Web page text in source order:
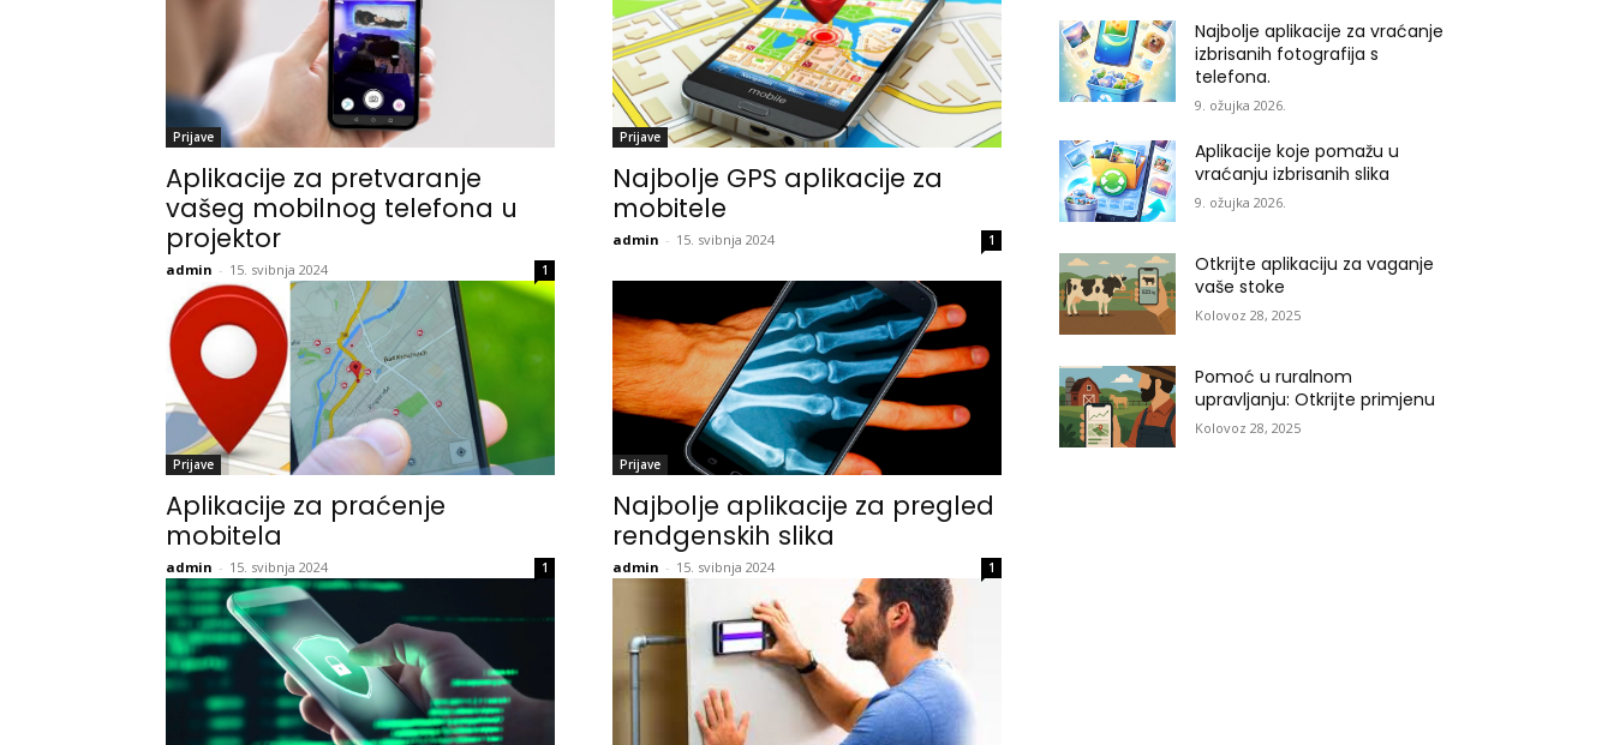
Prijave
Aplikacije za pretvaranje
vašeg mobilnog telefona u
projektor
admin - 15. svibnja 2024 1
Prijave
Najbolje GPS aplikacije za
mobitele
admin - 15. svibnja 2024 1
Prijave
Aplikacije za praćenje
mobitela
admin - 15. svibnja 2024 1
Prijave
Najbolje aplikacije za pregled
rendgenskih slika
admin - 15. svibnja 2024 1
Najbolje aplikacije za vraćanje
izbrisanih fotografija s
telefona.
9. ožujka 2026.
Aplikacije koje pomažu u
vraćanju izbrisanih slika
9. ožujka 2026.
Otkrijte aplikaciju za vaganje
vaše stoke
Kolovoz 28, 2025
Pomoć u ruralnom
upravljanju: Otkrijte primjenu
Kolovoz 28, 2025